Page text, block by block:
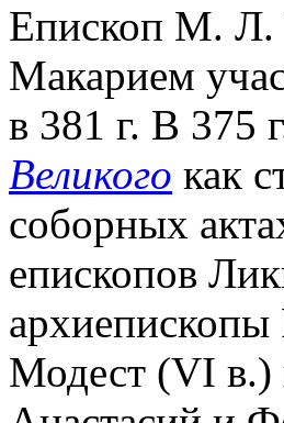
Епископ М. Л.
Макарием
в 381 г. В 375
Великого как
соборных
епископов
Модест (VI в.)